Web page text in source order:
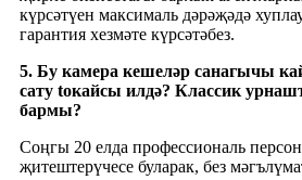
күрсәтүен максималь дәрәҗәдә
гарантия хезмәте күрсәтәбез.
5. Бу камера кешеләр санагычы
сату toкайсы илдә? Классик
бармы?
Соңгы 20 елда профессиональ
җитештерүчесе буларак, без